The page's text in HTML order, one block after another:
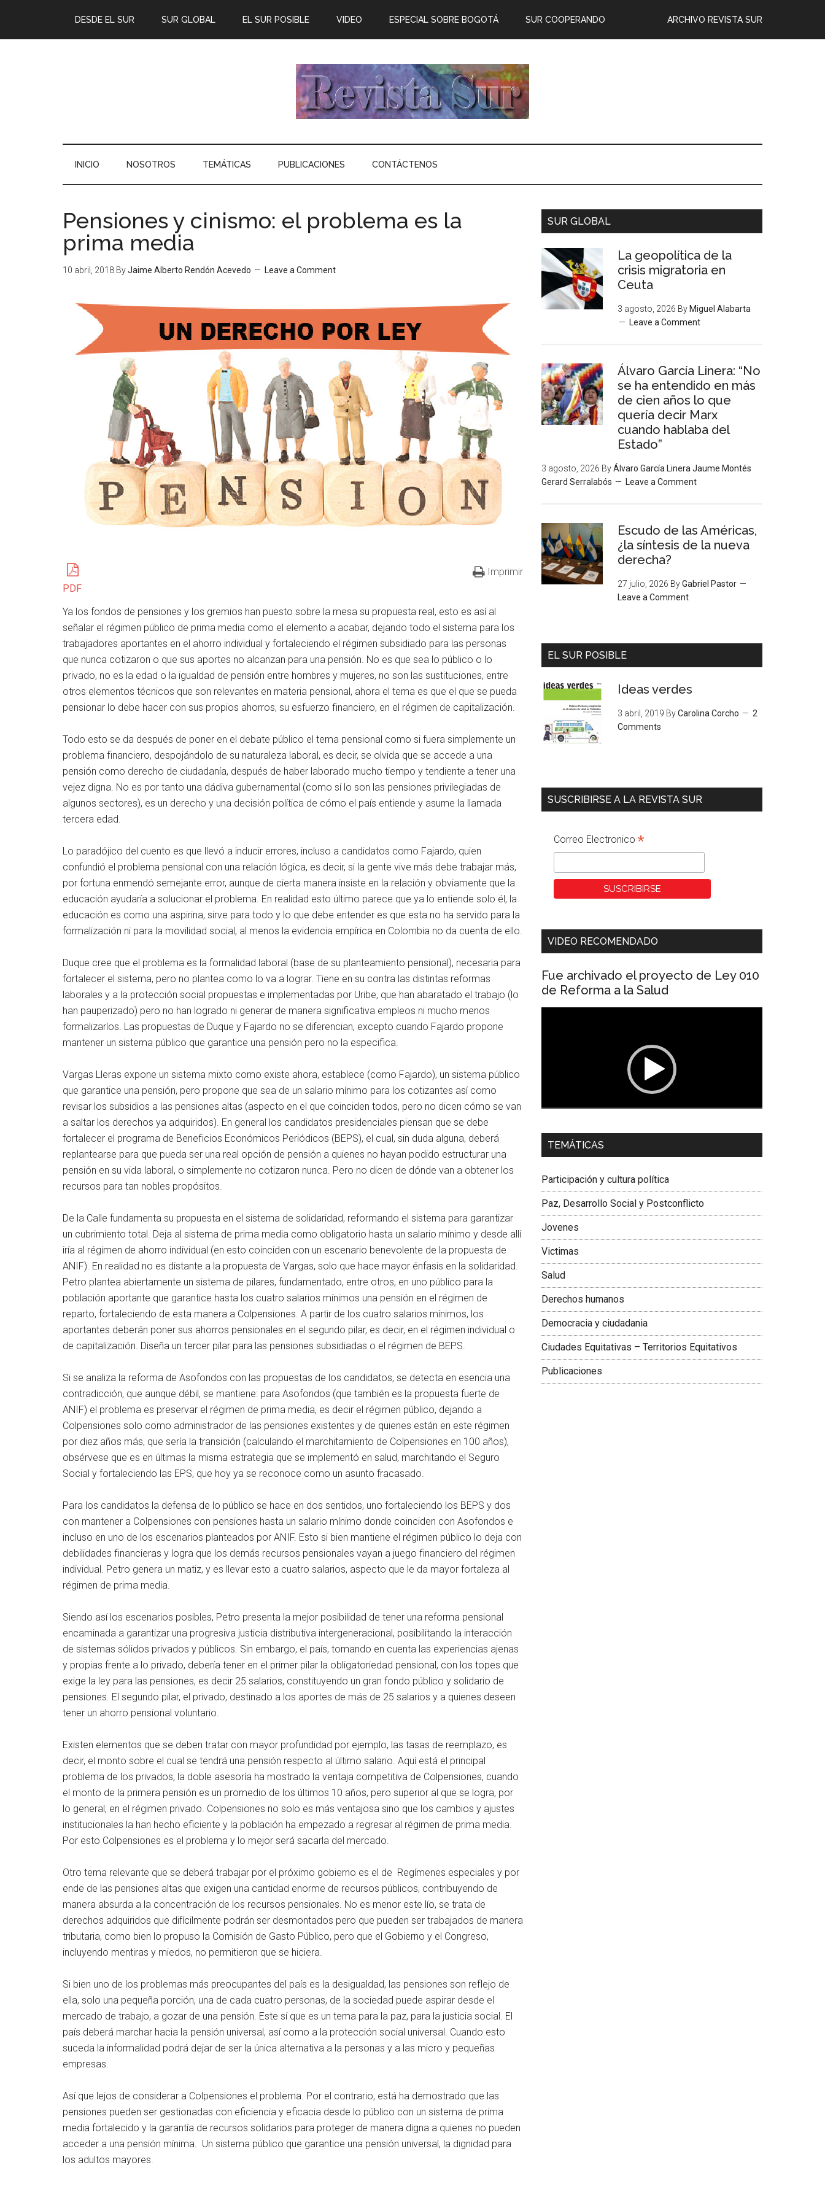
DESDE EL SUR SUR GLOBAL EL SUR POSIBLE ARCHIVO REVISTA SUR
VIDEO ESPECIAL SOBRE BOGOTÁ SUR COOPERANDO
INICIO NOSOTROS TEMÁTICAS PUBLICACIONES CONTÁCTENOS
Pensiones y cinismo: el problema es la
prima media
10 abril, 2018 ByJaime Alberto Rendón Acevedo Leave a Comment
PDF
Imprimir
Ya los fondos de pensiones y los gremios han puesto sobre la mesa su propuesta real, esto es así al
señalar el régimen público de prima media como el elemento a acabar, dejando todo el sistema para los
trabajadores aportantes en el ahorro individual y fortaleciendo el régimen subsidiado para las personas
que nunca cotizaron o que sus aportes no alcanzan para una pensión. No es que sea lo público o lo
privado, no es la edad o la igualdad de pensión entre hombres y mujeres, no son las sustituciones, entre
otros elementos técnicos que son relevantes en materia pensional, ahora el tema es que el que se pueda
pensionar lo debe hacer con sus propios ahorros, su esfuerzo financiero, en el régimen de capitalización.
Todo esto se da después de poner en el debate público el tema pensional como si fuera simplemente un
problema financiero, despojándolo de su naturaleza laboral, es decir, se olvida que se accede a una
pensión como derecho de ciudadanía, después de haber laborado mucho tiempo y tendiente a tener una
vejez digna. No es por tanto una dádiva gubernamental (como sí lo son las pensiones privilegiadas de
algunos sectores), es un derecho y una decisión política de cómo el país entiende y asume la llamada
tercera edad.
Lo paradójico del cuento es que llevó a inducir errores, incluso a candidatos como Fajardo, quien
confundió el problema pensional con una relación lógica, es decir, si la gente vive más debe trabajar más,
por fortuna enmendó semejante error, aunque de cierta manera insiste en la relación y obviamente que la
educación ayudaría a solucionar el problema. En realidad esto último parece que ya lo entiende solo él, la
educación es como una aspirina, sirve para todo y lo que debe entender es que esta no ha servido para la
formalización ni para la movilidad social, al menos la evidencia empírica en Colombia no da cuenta de ello.
Duque cree que el problema es la formalidad laboral (base de su planteamiento pensional), necesaria para
fortalecer el sistema, pero no plantea como lo va a lograr. Tiene en su contra las distintas reformas
laborales y a la protección social propuestas e implementadas por Uribe, que han abaratado el trabajo (lo
han pauperizado) pero no han logrado ni generar de manera significativa empleos ni mucho menos
formalizarlos. Las propuestas de Duque y Fajardo no se diferencian, excepto cuando Fajardo propone
mantener un sistema público que garantice una pensión pero no la especifica.
Vargas Lleras expone un sistema mixto como existe ahora, establece (como Fajardo), un sistema público
que garantice una pensión, pero propone que sea de un salario mínimo para los cotizantes así como
revisar los subsidios a las pensiones altas (aspecto en el que coinciden todos, pero no dicen cómo se van
a saltar los derechos ya adquiridos). En general los candidatos presidenciales piensan que se debe
fortalecer el programa de Beneficios Económicos Periódicos (BEPS), el cual, sin duda alguna, deberá
replantearse para que pueda ser una real opción de pensión a quienes no hayan podido estructurar una
pensión en su vida laboral, o simplemente no cotizaron nunca. Pero no dicen de dónde van a obtener los
recursos para tan nobles propósitos.
De la Calle fundamenta su propuesta en el sistema de solidaridad, reformando el sistema para garantizar
un cubrimiento total. Deja al sistema de prima media como obligatorio hasta un salario mínimo y desde allí
iría al régimen de ahorro individual (en esto coinciden con un escenario benevolente de la propuesta de
ANIF). En realidad no es distante a la propuesta de Vargas, solo que hace mayor énfasis en la solidaridad.
Petro plantea abiertamente un sistema de pilares, fundamentado, entre otros, en uno público para la
población aportante que garantice hasta los cuatro salarios mínimos una pensión en el régimen de
reparto, fortaleciendo de esta manera a Colpensiones. A partir de los cuatro salarios mínimos, los
aportantes deberán poner sus ahorros pensionales en el segundo pilar, es decir, en el régimen individual o
de capitalización. Diseña un tercer pilar para las pensiones subsidiadas o el régimen de BEPS.
Si se analiza la reforma de Asofondos con las propuestas de los candidatos, se detecta en esencia una
contradicción, que aunque débil, se mantiene: para Asofondos (que también es la propuesta fuerte de
ANIF) el problema es preservar el régimen de prima media, es decir el régimen público, dejando a
Colpensiones solo como administrador de las pensiones existentes y de quienes están en este régimen
por diez años más, que sería la transición (calculando el marchitamiento de Colpensiones en 100 años),
obsérvese que es en últimas la misma estrategia que se implementó en salud, marchitando el Seguro
Social y fortaleciendo las EPS, que hoy ya se reconoce como un asunto fracasado.
Para los candidatos la defensa de lo público se hace en dos sentidos, uno fortaleciendo los BEPS y dos
con mantener a Colpensiones con pensiones hasta un salario mínimo donde coinciden con Asofondos e
incluso en uno de los escenarios planteados por ANIF. Esto si bien mantiene el régimen público lo deja con
debilidades financieras y logra que los demás recursos pensionales vayan a juego financiero del régimen
individual. Petro genera un matiz, y es llevar esto a cuatro salarios, aspecto que le da mayor fortaleza al
régimen de prima media.
Siendo así los escenarios posibles, Petro presenta la mejor posibilidad de tener una reforma pensional
encaminada a garantizar una progresiva justicia distributiva intergeneracional, posibilitando la interacción
de sistemas sólidos privados y públicos. Sin embargo, el país, tomando en cuenta las experiencias ajenas
y propias frente a lo privado, debería tener en el primer pilar la obligatoriedad pensional, con los topes que
exige la ley para las pensiones, es decir 25 salarios, constituyendo un gran fondo público y solidario de
pensiones. El segundo pilar, el privado, destinado a los aportes de más de 25 salarios y a quienes deseen
tener un ahorro pensional voluntario.
Existen elementos que se deben tratar con mayor profundidad por ejemplo, las tasas de reemplazo, es
decir, el monto sobre el cual se tendrá una pensión respecto al último salario. Aquí está el principal
problema de los privados, la doble asesoría ha mostrado la ventaja competitiva de Colpensiones, cuando
el monto de la primera pensión es un promedio de los últimos 10 años, pero superior al que se logra, por
lo general, en el régimen privado. Colpensiones no solo es más ventajosa sino que los cambios y ajustes
institucionales la han hecho eficiente y la población ha empezado a regresar al régimen de prima media.
Por esto Colpensiones es el problema y lo mejor será sacarla del mercado.
Otro tema relevante que se deberá trabajar por el próximo gobierno es el de Regímenes especiales y por
ende de las pensiones altas que exigen una cantidad enorme de recursos públicos, contribuyendo de
manera absurda a la concentración de los recursos pensionales. No es menor este lío, se trata de
derechos adquiridos que difícilmente podrán ser desmontados pero que pueden ser trabajados de manera
tributaria, como bien lo propuso la Comisión de Gasto Público, pero que el Gobierno y el Congreso,
incluyendo mentiras y miedos, no permitieron que se hiciera.
Si bien uno de los problemas más preocupantes del país es la desigualdad, las pensiones son reflejo de
ella, solo una pequeña porción, una de cada cuatro personas, de la sociedad puede aspirar desde el
mercado de trabajo, a gozar de una pensión. Este sí que es un tema para la paz, para la justicia social. El
país deberá marchar hacia la pensión universal, así como a la protección social universal. Cuando esto
suceda la informalidad podrá dejar de ser la única alternativa a la personas y a las micro y pequeñas
empresas.
Así que lejos de considerar a Colpensiones el problema. Por el contrario, está ha demostrado que las
pensiones pueden ser gestionadas con eficiencia y eficacia desde lo público con un sistema de prima
media fortalecido y la garantía de recursos solidarios para proteger de manera digna a quienes no pueden
acceder a una pensión mínima. Un sistema público que garantice una pensión universal, la dignidad para
los adultos mayores.
SUR GLOBAL
La geopolítica de la
crisis migratoria en
Ceuta
3 agosto, 2026 By Miguel Alabarta
Leave a Comment
Álvaro García Linera: “No
se ha entendido en más
de cien años lo que
quería decir Marx
cuando hablaba del
Estado”
3 agosto, 2026 ByÁlvaro García Linera Jaume Montés
Gerard Serralabós
Leave a Comment
Escudo de las Américas,
¿la síntesis de la nueva
derecha?
27 julio, 2026 ByGabriel Pastor
Leave a Comment
EL SUR POSIBLE
Ideas verdes
3 abril, 2019 ByCarolina Corcho
2
Comments
SUSCRIBIRSE A LA REVISTA SUR
Correo Electronico *
VIDEO RECOMENDADO
Fue archivado el proyecto de Ley 010
de Reforma a la Salud
Dra. Carolina Corcho Mejía,
Latinoamericana Sur, Vicepresidenta Federación
TEMÁTICAS
Participación y cultura política
Paz, Desarrollo Social y Postconflicto
Jovenes
Victimas
Salud
Derechos humanos
Democracia y ciudadania
Ciudades Equitativas – Territorios Equitativos
Publicaciones